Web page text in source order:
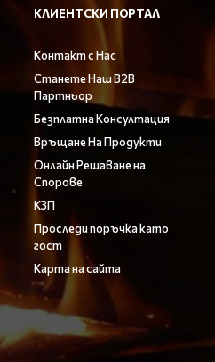
КЛИЕНТСКИ ПОРТАЛ
Контакт с Нас
Станете Наш B2B
Партньор
Безплатна Консултация
Връщане На Продукти
Онлайн Решаване на
Спорове
КЗП
Проследи поръчка като
гост
Карта на сайта